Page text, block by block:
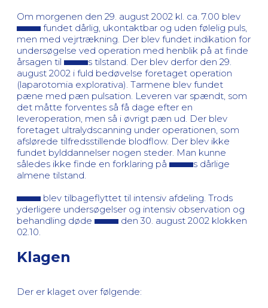
Om morgenen den 29. august 2002 kl. ca. 7.00 blev
fundet dårlig, ukontaktbar og uden følelig puls,
men med vejrtrækning. Der blev fundet indikation for
undersøgelse ved operation med henblik på at finde
årsagen til
s tilstand. Der blev derfor den 29.
august 2002 i fuld bedøvelse foretaget operation
(laparotomia explorativa). Tarmene blev fundet
pæne med pæn pulsation. Leveren var spændt, som
det måtte forventes så få dage efter en
leveroperation, men så i øvrigt pæn ud. Der blev
foretaget ultralydscanning under operationen, som
afslørede tilfredsstillende blodflow. Der blev ikke
fundet bylddannelser nogen steder. Man kunne
således ikke finde en forklaring på
s dårlige
almene tilstand.
blev tilbageflyttet til intensiv afdeling. Trods
yderligere undersøgelser og intensiv observation og
behandling døde
den 30. august 2002 klokken
02.10.
Klagen
Der er klaget over følgende: